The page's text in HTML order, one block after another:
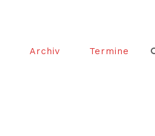
Archiv Termine